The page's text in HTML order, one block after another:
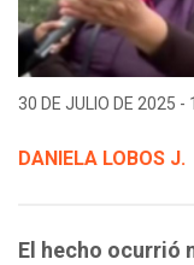
30 DE JULIO DE 2025 -
DANIELA LOBOS J.
El hecho ocurrió